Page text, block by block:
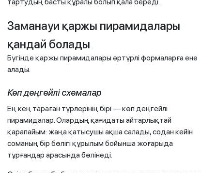
Заманауи қаржы пирамидалары
қандай болады
Бүгінде қаржы пирамидалары әртүрлі формаларға ене
алады.
Көп деңгейлі схемалар
Ең кең тараған түрлерінің бірі — көп деңгейлі
пирамидалар. Олардың қағидаты айтарлықтай
қарапайым: жаңа қатысушы ақша салады, содан кейін
соманың бір бөлігі құрылым бойынша жоғарыда
тұрғандар арасында бөлінеді.